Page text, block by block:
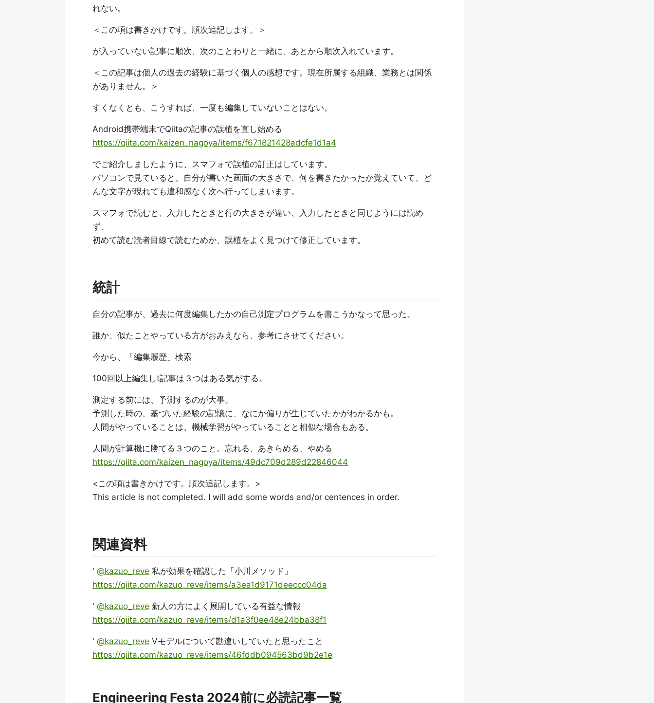
れない。
＜この項は書きかけです。順次追記します。＞
が入っていない記事に順次、次のことわりと一緒に、あとから順次入れています。
＜この記事は個人の過去の経験に基づく個人の感想です。現在所属する組織、業務とは関係
がありません。＞
すくなくとも、こうすれば、一度も編集していないことはない。
Android携帯端末でQiitaの記事の誤植を直し始める
https://qiita.com/kaizen_nagoya/items/f671821428adcfe1d1a4
でご紹介しましたように、スマフォで誤植の訂正はしています。
パソコンで見ていると、自分が書いた画面の大きさで、何を書きたかったか覚えていて、ど
んな文字が現れても違和感なく次へ行ってしまいます。
スマフォで読むと、入力したときと行の大きさが違い、入力したときと同じようには読め
ず、
初めて読む読者目線で読むためか、誤植をよく見つけて修正しています。
統計
自分の記事が、過去に何度編集したかの自己測定プログラムを書こうかなって思った。
誰か、似たことやっている方がおみえなら、参考にさせてください。
今から、「編集履歴」検索
100回以上編集しt記事は３つはある気がする。
測定する前には、予測するのが大事。
予測した時の、基づいた経験の記憶に、なにか偏りが生じていたかがわかるかも。
人間がやっていることは、機械学習がやっていることと相似な場合もある。
人間が計算機に勝てる３つのこと。忘れる、あきらめる、やめる
https://qiita.com/kaizen_nagoya/items/49dc709d289d22846044
<この項は書きかけです。順次追記します。>
This article is not completed. I will add some words and/or centences in order.
関連資料
' @kazuo_reve 私が効果を確認した「小川メソッド」
https://qiita.com/kazuo_reve/items/a3ea1d9171deeccc04da
' @kazuo_reve 新人の方によく展開している有益な情報
https://qiita.com/kazuo_reve/items/d1a3f0ee48e24bba38f1
' @kazuo_reve Vモデルについて勘違いしていたと思ったこと
https://qiita.com/kazuo_reve/items/46fddb094563bd9b2e1e
Engineering Festa 2024前に必読記事一覧